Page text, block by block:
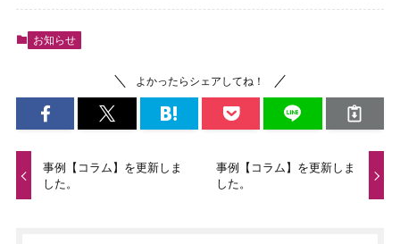
お知らせ
よかったらシェアしてね！
事例【コラム】を更新しま
した。
事例【コラム】を更新しま
した。